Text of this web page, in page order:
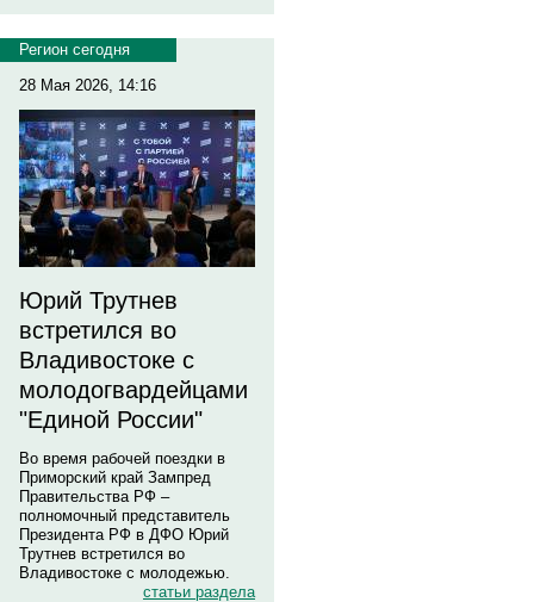
Регион сегодня
28 Мая 2026, 14:16
Юрий Трутнев
встретился во
Владивостоке с
молодогвардейцами
"Единой России"
Во время рабочей поездки в
Приморский край Зампред
Правительства РФ –
полномочный представитель
Президента РФ в ДФО Юрий
Трутнев встретился во
Владивостоке с молодежью.
статьи раздела